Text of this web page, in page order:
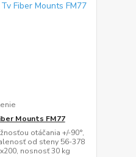
Mounts FM77
otáčania +/-90°,
od steny 56-378
nosnosť 30 kg